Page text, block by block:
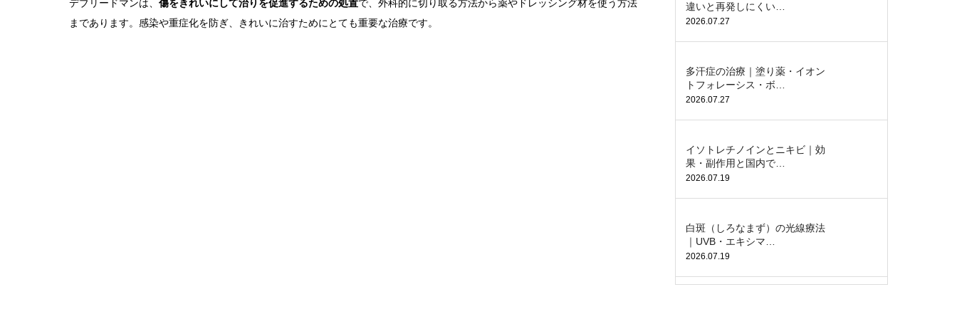
デブリードマンは、 傷をきれいにして治りを促進するための処置で、外科的に切り取る方法から薬やドレッシング材を使う方法
まであります。感染や重症化を防ぎ、きれいに治すためにとても重要な治療です。
違いと再発しにくい…
2026.07.27
多汗症の治療｜塗り薬・イオン
トフォレーシス・ボ…
2026.07.27
イソトレチノインとニキビ｜効
果・副作用と国内で…
2026.07.19
白斑（しろなまず）の光線療法
｜UVB・エキシマ…
2026.07.19